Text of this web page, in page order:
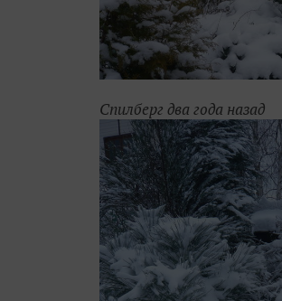
Спилберг два года назад